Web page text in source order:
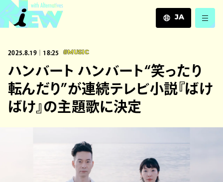
JA
ZH
2025.8.19｜18:25 #MUSIC
ハンバート ハンバート“笑ったり
転んだり”が連続テレビ小説『ばけ
ばけ』の主題歌に決定